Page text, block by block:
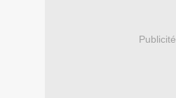
Publicité